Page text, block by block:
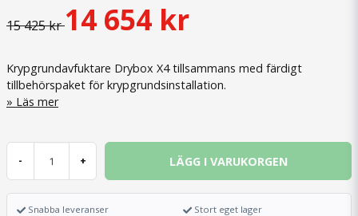
15 425 kr14 654 kr
Krypgrundavfuktare Drybox X4 tillsammans med färdigt
tillbehörspaket för krypgrundsinstallation.
Läs mer
- + LÄGG I VARUKORGEN
Snabba leveranser
Stort eget lager